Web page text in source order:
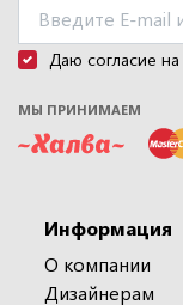
Даю согласие на
МЫ ПРИНИМАЕМ
Информация
О компании
Дизайнерам